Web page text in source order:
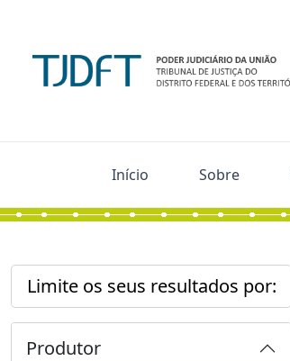
Início Sobre
Limite os seus resultados por:
Produtor